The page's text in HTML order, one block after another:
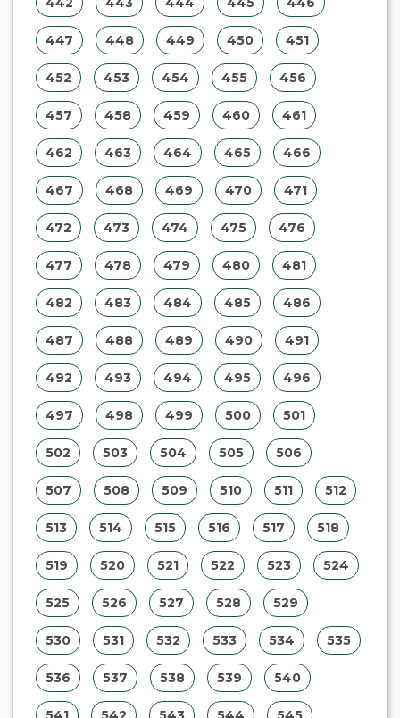
447 448 449 450 451
452 453 454 455 456
457 458 459 460 461
462 463 464 465 466
467 468 469 470 471
472 473 474 475 476
477 478 479 480 481
482 483 484 485 486
487 488 489 490 491
492 493 494 495 496
497 498 499 500 501
502 503 504 505 506
507 508 509 510 511 512
513 514 515 516 517 518
519 520 521 522 523 524
525 526 527 528 529
530 531 532 533 534 535
536 537 538 539 540